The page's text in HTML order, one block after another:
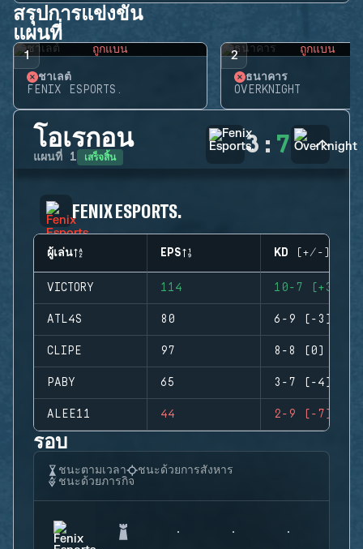
สรุปการแข่งขัน
แผนที่
1 ถูกแบน
ชาเลต์
FENIX ESPORTS.
2 ถูกแบน
ธนาคาร
OVERKNIGHT
โอเรกอน
แผนที่ 1 เสร็จสิ้น 3 : 7
FENIX ESPORTS.
ผู้เล่น EPS KD (+/-)
VICTORY 114 10-7 (+3)
ATL4S 80 6-9 (-3)
CLIPE 97 8-8 (0)
PABY 65 3-7 (-4)
ALEE11 44 2-9 (-7)
รอบ
ชนะตามเวลา
ชนะด้วยการสังหาร
ชนะด้วยภารกิจ